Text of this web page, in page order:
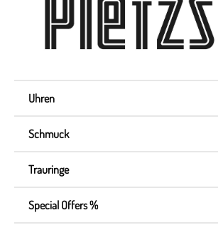
Uhren
Schmuck
Trauringe
Special Offers %